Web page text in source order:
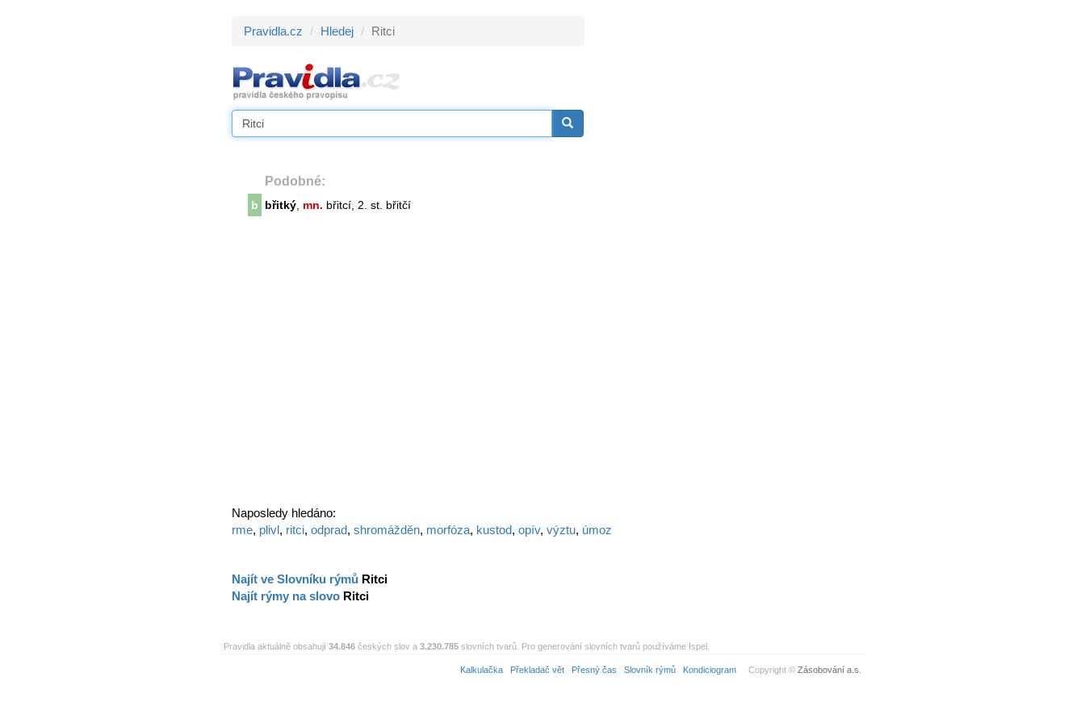
Pravidla.cz Hledej Ritci
Podobné:
b břitký mn. břitcí, 2. st. břitčí
Naposledy hledáno:
rme, plivl, ritci, odprad, shromážděn, morfóza, kustod, opív, výztu, úmoz
Najít ve Slovníku rýmů Ritci
Najít rýmy na slovo Ritci
Pravidla aktuálně obsahují 34.846 českých slov a 3.230.785 slovních tvarů. Pro generování slovních tvarů používáme Ispel.
Kalkulačka Překladač vět Přesný čas Slovník rýmů Kondiciogram Copyright © Zásobování a.s.